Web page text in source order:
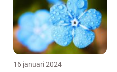
16 januari 2024